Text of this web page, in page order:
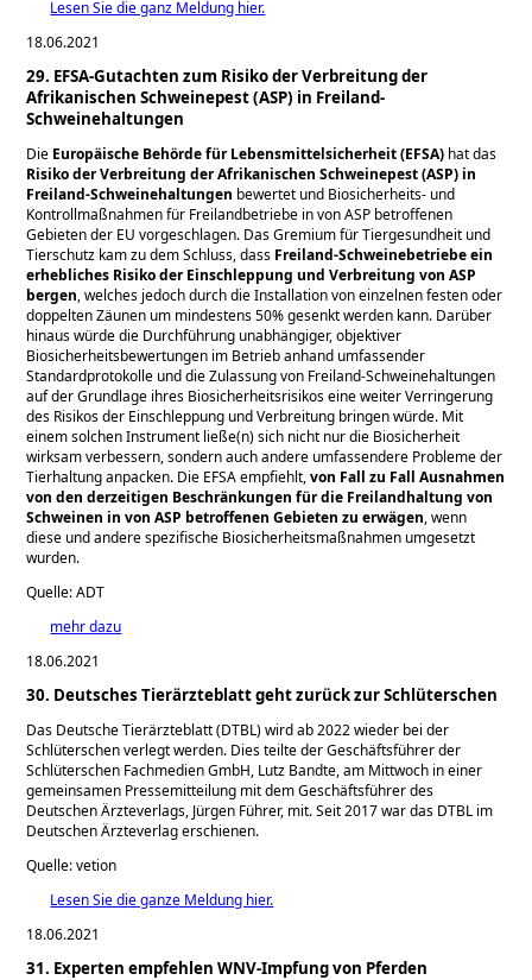
Lesen Sie die ganz Meldung hier.
18.06.2021
29. EFSA-Gutachten zum Risiko der Verbreitung der
Afrikanischen Schweinepest (ASP) in Freiland-
Schweinehaltungen
Die Europäische Behörde für Lebensmittelsicherheit (EFSA) hat das
Risiko der Verbreitung der Afrikanischen Schweinepest (ASP) in
Freiland-Schweinehaltungen bewertet und Biosicherheits- und
Kontrollmaßnahmen für Freilandbetriebe in von ASP betroffenen
Gebieten der EU vorgeschlagen. Das Gremium für Tiergesundheit und
Tierschutz kam zu dem Schluss, dass Freiland-Schweinebetriebe ein
erhebliches Risiko der Einschleppung und Verbreitung von ASP
bergen, welches jedoch durch die Installation von einzelnen festen oder
doppelten Zäunen um mindestens 50% gesenkt werden kann. Darüber
hinaus würde die Durchführung unabhängiger, objektiver
Biosicherheitsbewertungen im Betrieb anhand umfassender
Standardprotokolle und die Zulassung von Freiland-Schweinehaltungen
auf der Grundlage ihres Biosicherheitsrisikos eine weiter Verringerung
des Risikos der Einschleppung und Verbreitung bringen würde. Mit
einem solchen Instrument ließe(n) sich nicht nur die Biosicherheit
wirksam verbessern, sondern auch andere umfassendere Probleme der
Tierhaltung anpacken. Die EFSA empfiehlt,von Fall zu Fall Ausnahmen
von den derzeitigen Beschränkungen für die Freilandhaltung von
Schweinen in von ASP betroffenen Gebieten zu erwägen, wenn
diese und andere spezifische Biosicherheitsmaßnahmen umgesetzt
wurden.
Quelle: ADT
mehr dazu
18.06.2021
30. Deutsches Tierärzteblatt geht zurück zur Schlüterschen
Das Deutsche Tierärzteblatt (DTBL) wird ab 2022 wieder bei der
Schlüterschen verlegt werden. Dies teilte der Geschäftsführer der
Schlüterschen Fachmedien GmbH, Lutz Bandte, am Mittwoch in einer
gemeinsamen Pressemitteilung mit dem Geschäftsführer des
Deutschen Ärzteverlags, Jürgen Führer, mit. Seit 2017 war das DTBL im
Deutschen Ärzteverlag erschienen.
Quelle: vetion
Lesen Sie die ganze Meldung hier.
18.06.2021
31. Experten empfehlen WNV-Impfung von Pferden